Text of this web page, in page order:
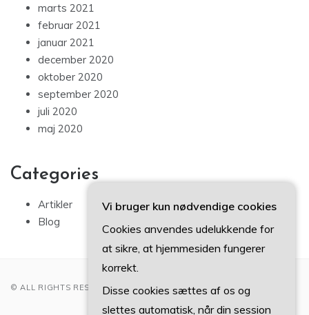
marts 2021
februar 2021
januar 2021
december 2020
oktober 2020
september 2020
juli 2020
maj 2020
Categories
Artikler
Blog
© ALL RIGHTS RESERVED 2022
Vi bruger kun nødvendige cookies
Cookies anvendes udelukkende for
at sikre, at hjemmesiden fungerer
korrekt.
Disse cookies sættes af os og
slettes automatisk, når din session